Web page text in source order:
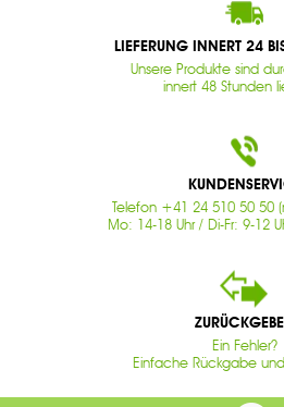
LIEFERUNG INNERT 24
Unsere Produkte sind
innert 48 Stunden
Telefon +41 24 510 50 50
Mo: 14-18 Uhr / Di-Fr: 9-12
Ein Fehler?
Einfache Rückgabe